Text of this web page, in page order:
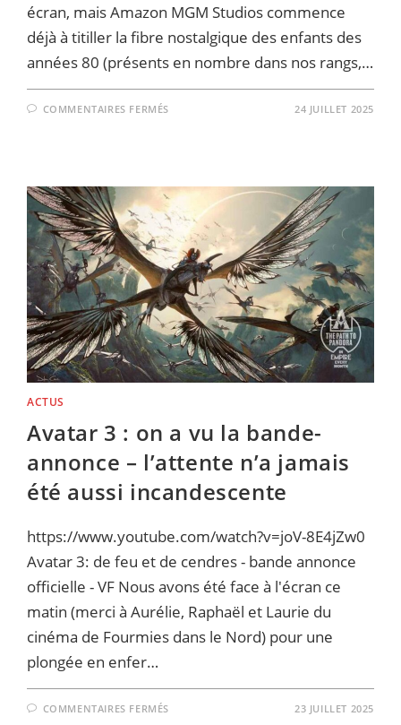
écran, mais Amazon MGM Studios commence
déjà à titiller la fibre nostalgique des enfants des
années 80 (présents en nombre dans nos rangs,…
COMMENTAIRES FERMÉS
UN
TEASER
QUI
SENT
BON
LA
VHS
ET
LA
NOSTALGIE
80’S
24 JUILLET 2025
ACTUS
Avatar 3 : on a vu la bande-
annonce – l’attente n’a jamais
été aussi incandescente
https://www.youtube.com/watch?v=joV-8E4jZw0
Avatar 3: de feu et de cendres - bande annonce
officielle - VF Nous avons été face à l'écran ce
matin (merci à Aurélie, Raphaël et Laurie du
cinéma de Fourmies dans le Nord) pour une
plongée en enfer…
COMMENTAIRES FERMÉS 23 JUILLET 2025